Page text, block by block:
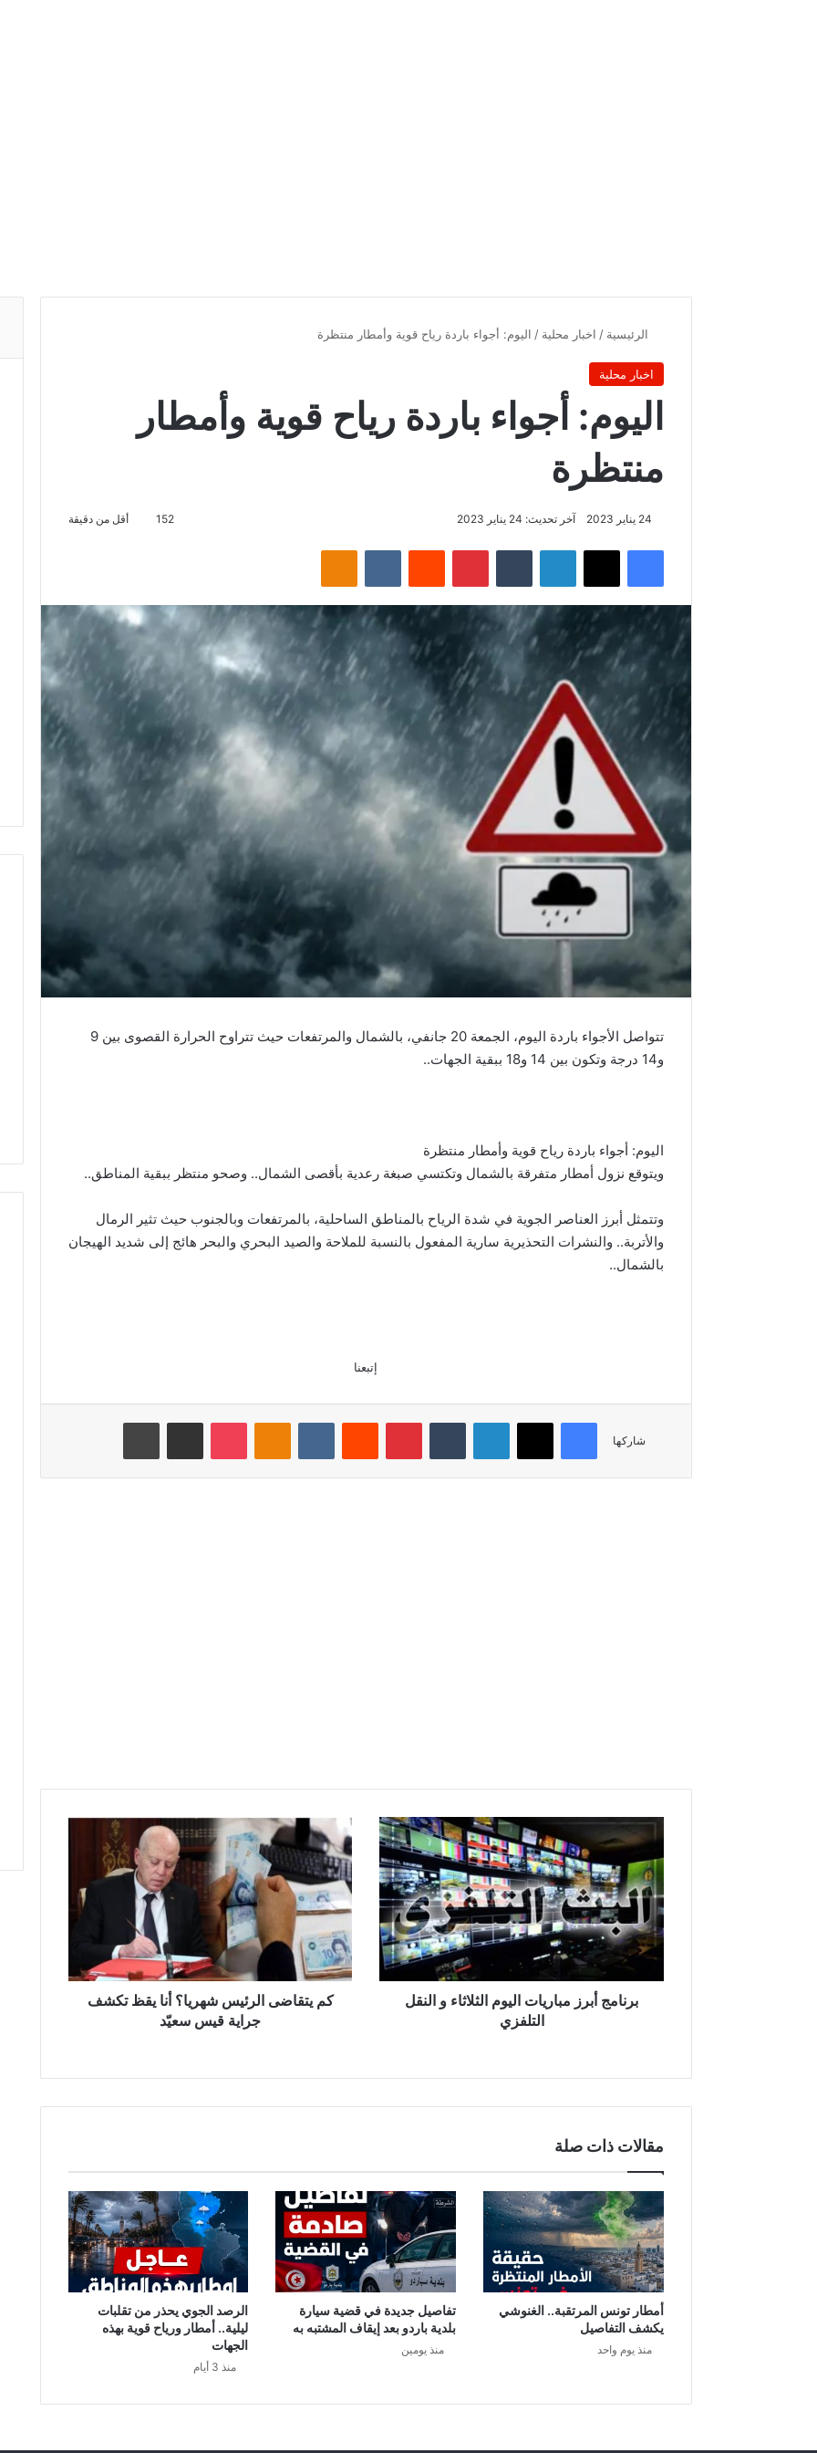
الرئيسية / اخبار محلية / اليوم: أجواء باردة رياح قوية وأمطار منتظرة
اخبار محلية
اليوم: أجواء باردة رياح قوية وأمطار
منتظرة
24 يناير 2023 آخر تحديث: 24 يناير 2023 152 أقل من دقيقة
فيسبوك ‫X لينكدإن بينتيريست Odnoklassniki
تتواصل الأجواء باردة اليوم، الجمعة 20 جانفي، بالشمال والمرتفعات حيث تتراوح الحرارة القصوى بين 9
و14 درجة وتكون بين 14 و18 ببقية الجهات..
اليوم: أجواء باردة رياح قوية وأمطار منتظرة
ويتوقع نزول أمطار متفرقة بالشمال وتكتسي صبغة رعدية بأقصى الشمال.. وصحو منتظر ببقية المناطق..
وتتمثل أبرز العناصر الجوية في شدة الرياح بالمناطق الساحلية، بالمرتفعات وبالجنوب حيث تثير الرمال
والأتربة.. والنشرات التحذيرية سارية المفعول بالنسبة للملاحة والصيد البحري والبحر هائج إلى شديد الهيجان
بالشمال..
إتبعنا
شاركها
فيسبوك ‫X لينكدإن بينتيريست Odnoklassniki
‫Pocket مشاركة عبر البريد طباعة
برنامج
أبرز
مباريات
اليوم
الثلاثاء
النقل
التلفزي
برنامج أبرز مباريات اليوم الثلاثاء و النقل
التلفزي
كم
يتقاضى
الرئيس
شهريا؟
أنا
تكشف
جراية
قيس
سعيّدكم يتقاضى الرئيس شهريا؟ أنا يقظ تكشف
جراية قيس سعيّد
مقالات ذات صلة
أمطار تونس المرتقبة.. الغنوشي
يكشف التفاصيل
منذ يوم واحد
تفاصيل جديدة في قضية سيارة
بلدية باردو بعد إيقاف المشتبه به
منذ يومين
الرصد الجوي يحذر من تقلبات
ليلية.. أمطار ورياح قوية بهذه
الجهات
منذ 3 أيام